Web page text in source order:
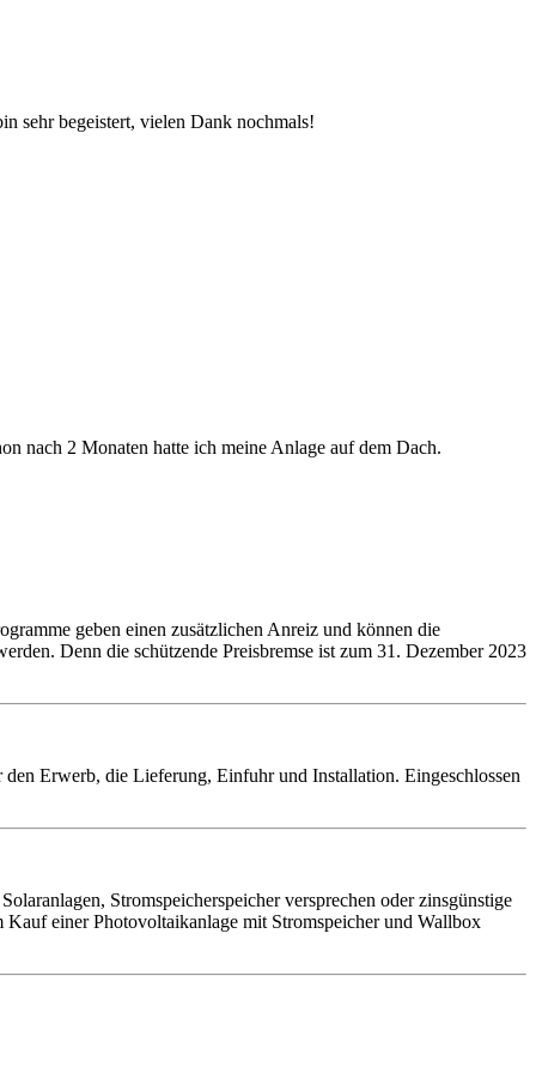
sehr begeistert, vielen Dank nochmals!
nach 2 Monaten hatte ich meine Anlage auf dem Dach.
geben einen zusätzlichen Anreiz und können die
Denn die schützende Preisbremse ist zum 31. Dezember 2023
Erwerb, die Lieferung, Einfuhr und Installation. Eingeschlossen
Stromspeicherspeicher versprechen oder zinsgünstige
einer Photovoltaikanlage mit Stromspeicher und Wallbox